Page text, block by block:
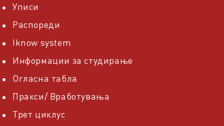
Уписи
Распореди
Iknow system
Информации за студирање
Огласна табла
Пракси/ Вработувања
Трет циклус